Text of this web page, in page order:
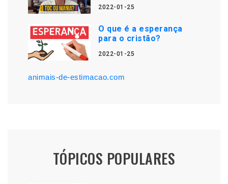
2022-01-25
O que é a esperança
para o cristão?
2022-01-25
animais-de-estimacao.com
TÓPICOS POPULARES